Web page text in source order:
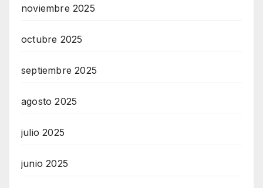
noviembre 2025
octubre 2025
septiembre 2025
agosto 2025
julio 2025
junio 2025